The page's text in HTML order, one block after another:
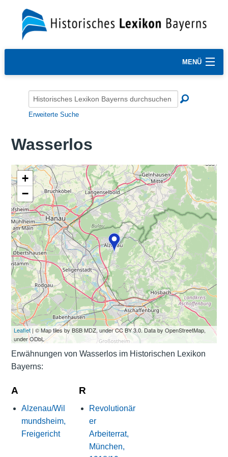
MENÜ
Erweiterte Suche
Wasserlos
+
−
Leaflet| © Map tiles by BSB MDZ, under CC BY 3.0. Data by OpenStreetMap,
under ODbL
Erwähnungen von Wasserlos im Historischen Lexikon
Bayerns:
A
Alzenau/Wil
mundsheim,
Freigericht
R
Revolutionär
er
Arbeiterrat,
München,